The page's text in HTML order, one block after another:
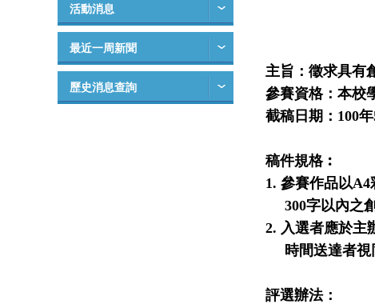
活動消息
最近一周新聞
歷史消息查詢
主旨：徵求具有
參賽資格：本校
截稿日期： 100年
稿件規格︰
1. 參賽作品以A4
300字以內之
2. 入選者應於主
時間送達者視
評選辦法：